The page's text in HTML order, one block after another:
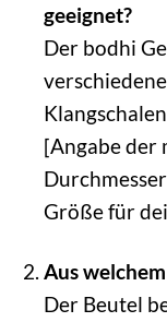
geeignet?
Der bodhi
[Angabe der
Größe für
Aus
Der Beutel